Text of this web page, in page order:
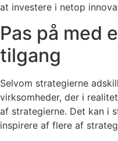
at investere i netop
Pas på med
tilgang
Selvom strategierne
virksomheder, der i
af strategierne. Det kan i
inspirere af flere af